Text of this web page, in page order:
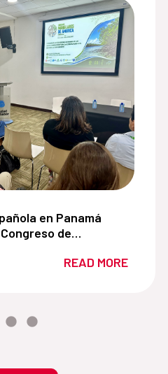
para el Desarrollo
en Panamá participa
en Panamá
de
en la naturalezaREAD MORE